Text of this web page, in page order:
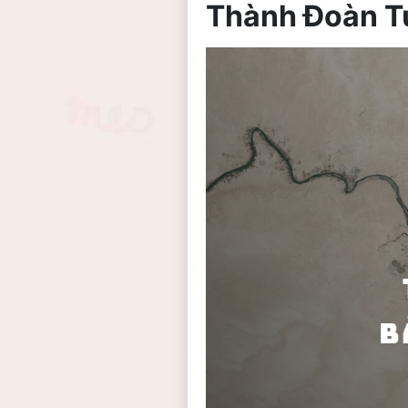
Thành Đoàn